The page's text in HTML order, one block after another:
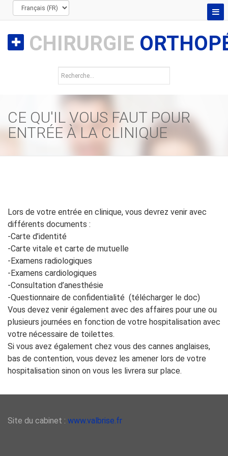
CHIRURGIE
CE QU'IL VOUS FAUT POUR
ENTRÉE À LA CLINIQUE
Lors de votre entrée en clinique, vous devrez venir avec
différents documents :
-Carte d’identité
-Carte vitale et carte de mutuelle
-Examens radiologiques
-Examens cardiologiques
-Consultation d’anesthésie
-Questionnaire de confidentialité (télécharger le doc)
Vous devez venir également avec des affaires pour une ou
plusieurs journées en fonction de votre hospitalisation avec
votre nécessaire de toilettes.
Si vous avez également chez vous des cannes anglaises,
bas de contention, vous devez les amener lors de votre
hospitalisation sinon on vous les livrera sur place.
Site du cabinet : www.valbrise.fr